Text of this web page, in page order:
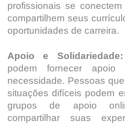
profissionais se
compartilhem seus
oportunidades de carreira.
Apoio e Solidariedade:
podem fornecer apoio
necessidade. Pessoas
situações difíceis podem
grupos de apoio
compartilhar suas